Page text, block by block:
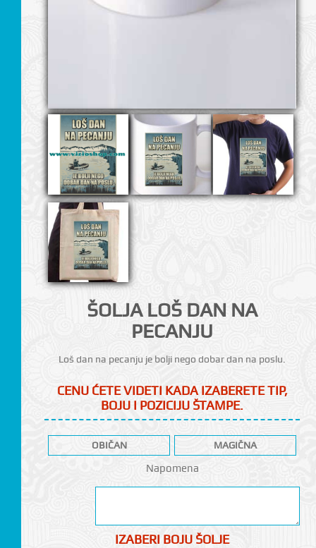
ŠOLJA LOŠ DAN NA
PECANJU
Loš dan na pecanju je bolji nego dobar dan na poslu.
CENU ĆETE VIDETI KADA IZABERETE TIP,
BOJU I POZICIJU ŠTAMPE.
OBIČAN MAGIČNA
Napomena
IZABERI BOJU ŠOLJE